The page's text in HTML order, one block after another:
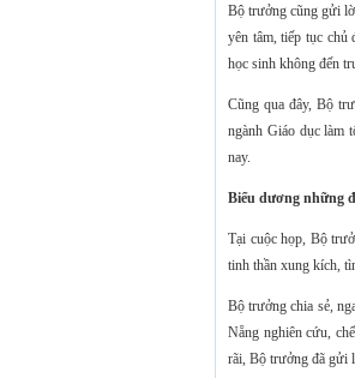
Bộ trưởng cũng gửi
yên tâm, tiếp tục chủ
học sinh không đến
Cũng qua đây, Bộ
ngành Giáo dục làm
nay.
Biểu dương những
Tại cuộc họp, Bộ
tinh thần xung kích,
Bộ trưởng chia sẻ,
Nẵng nghiên cứu,
rãi, Bộ trưởng đã gửi